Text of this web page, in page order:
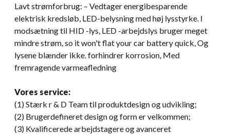
Lavt strømforbrug: – Vedtager energibesparende
elektrisk kredsløb, LED-belysning med høj lysstyrke. I
modsætning til HID -lys, LED -arbejdslys bruger meget
mindre strøm, so it won't flat your car battery quick , Og
lysene blænder ikke. forhindrer korrosion, Med
fremragende varmeafledning
Vores service:
(1) Stærk r & D Team til produktdesign og udvikling;
(2) Brugerdefineret design og form er velkommen;
(3) Kvalificerede arbejdstagere og avanceret